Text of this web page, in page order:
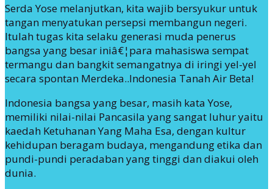
Serda Yose melanjutkan, kita wajib bersyukur untuk
tangan menyatukan persepsi membangun negeri.
Itulah tugas kita selaku generasi muda penerus
bangsa yang besar iniâ€¦para mahasiswa sempat
termangu dan bangkit semangatnya di iringi yel-yel
secara spontan Merdeka..Indonesia Tanah Air Beta!
Indonesia bangsa yang besar, masih kata Yose,
memiliki nilai-nilai Pancasila yang sangat luhur yaitu
kaedah Ketuhanan Yang Maha Esa, dengan kultur
kehidupan beragam budaya, mengandung etika dan
pundi-pundi peradaban yang tinggi dan diakui oleh
dunia.